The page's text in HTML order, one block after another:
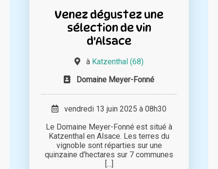
Venez dégustez une
sélection de vin
d'Alsace
à Katzenthal (68)
Domaine Meyer-Fonné
vendredi 13 juin 2025 à 08h30
Le Domaine Meyer-Fonné est situé à
Katzenthal en Alsace. Les terres du
vignoble sont réparties sur une
quinzaine d’hectares sur 7 communes
[...]